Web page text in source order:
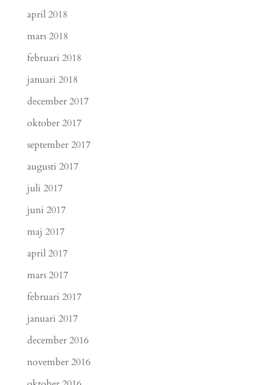
april 2018
mars 2018
februari 2018
januari 2018
december 2017
oktober 2017
september 2017
augusti 2017
juli 2017
juni 2017
maj 2017
april 2017
mars 2017
februari 2017
januari 2017
december 2016
november 2016